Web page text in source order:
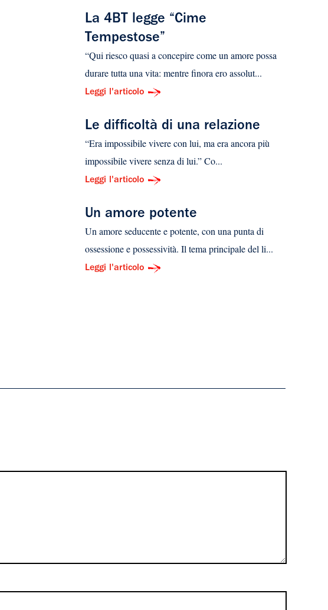
La 4BT legge “Cime
Tempestose”
“Qui riesco quasi a concepire come un amore possa
durare tutta una vita: mentre finora ero assolut...
Leggi l'articolo
Le difficoltà di una relazione
“Era impossibile vivere con lui, ma era ancora più
impossibile vivere senza di lui.” Co...
Leggi l'articolo
Un amore potente
Un amore seducente e potente, con una punta di
ossessione e possessività. Il tema principale del li...
Leggi l'articolo